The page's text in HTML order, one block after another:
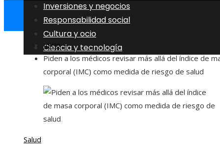
Inversiones y negocios
Responsabilidad social
Cultura y ocio
Ciencia y tecnología
Inicio
Piden a los médicos revisar más allá del índice de
corporal (IMC) como medida de riesgo de salud
Salud